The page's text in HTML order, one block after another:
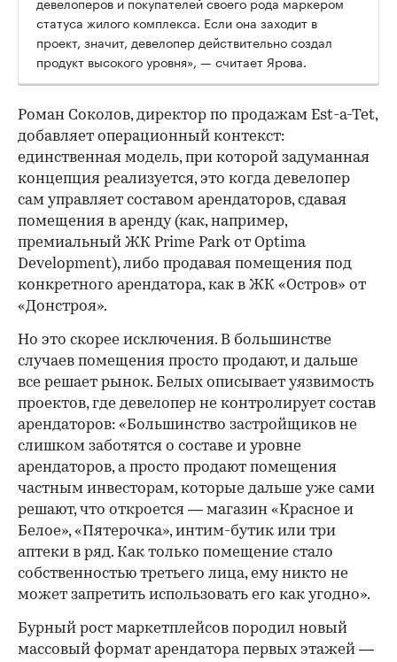
статуса жилого комплекса. Если она заходит в
проект, значит, девелопер действительно создал
продукт высокого уровня», — считает Ярова.
Роман Соколов, директор по продажам Est-a-Tet,
добавляет операционный контекст:
единственная модель, при которой задуманная
концепция реализуется, это когда девелопер
сам управляет составом арендаторов, сдавая
помещения в аренду (как, например,
премиальный ЖК Prime Park от Optima
Development), либо продавая помещения под
конкретного арендатора, как в ЖК «Остров» от
«Донстроя».
Но это скорее исключения. В большинстве
случаев помещения просто продают, и дальше
все решает рынок. Белых описывает уязвимость
проектов, где девелопер не контролирует состав
арендаторов: «Большинство застройщиков не
слишком заботятся о составе и уровне
арендаторов, а просто продают помещения
частным инвесторам, которые дальше уже сами
решают, что откроется — магазин «Красное и
Белое», «Пятерочка», интим-бутик или три
аптеки в ряд. Как только помещение стало
собственностью третьего лица, ему никто не
может запретить использовать его как угодно».
Бурный рост маркетплейсов породил новый
массовый формат арендатора первых этажей —